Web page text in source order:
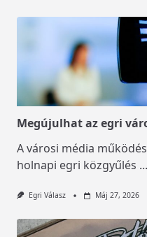
Megújulhat az egri
A városi média
holnapi egri közgyűlés ...
Egri Válasz Máj 27, 2026